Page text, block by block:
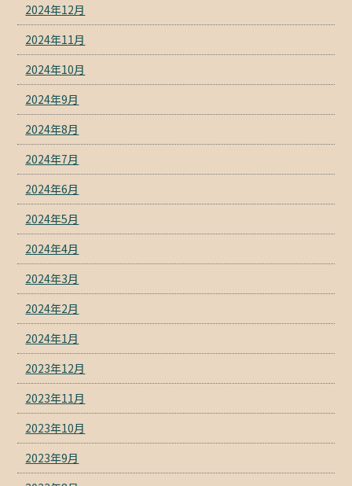
2024年12月
2024年11月
2024年10月
2024年9月
2024年8月
2024年7月
2024年6月
2024年5月
2024年4月
2024年3月
2024年2月
2024年1月
2023年12月
2023年11月
2023年10月
2023年9月